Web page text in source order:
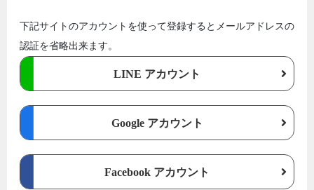
下記サイトのアカウントを使って登録するとメールアドレスの
認証を省略出来ます。
LINE アカウント
Google アカウント
Facebook アカウント